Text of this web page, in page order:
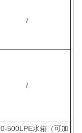
/
/
500LPE水箱（可加